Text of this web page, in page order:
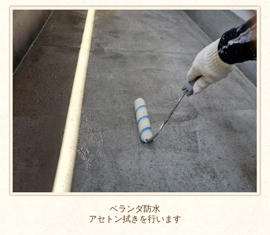
ベランダ防水
アセトン拭きを行います